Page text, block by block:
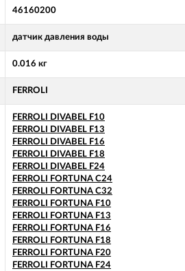
46160200
датчик давления воды
0.016 кг
FERROLI
FERROLI DIVABEL F10
FERROLI DIVABEL F13
FERROLI DIVABEL F16
FERROLI DIVABEL F18
FERROLI DIVABEL F24
FERROLI FORTUNA C24
FERROLI FORTUNA C32
FERROLI FORTUNA F10
FERROLI FORTUNA F13
FERROLI FORTUNA F16
FERROLI FORTUNA F18
FERROLI FORTUNA F20
FERROLI FORTUNA F24